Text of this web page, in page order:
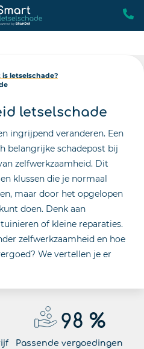
is letselschade?
letselschade
ingrijpend veranderen. Een
belangrijke schadepost bij
zelfwerkzaamheid. Dit
klussen die je normaal
maar door het opgelopen
doen. Denk aan
of kleine reparaties.
zelfwerkzaamheid en hoe
We vertellen je er
98 %
Passende vergoedingen